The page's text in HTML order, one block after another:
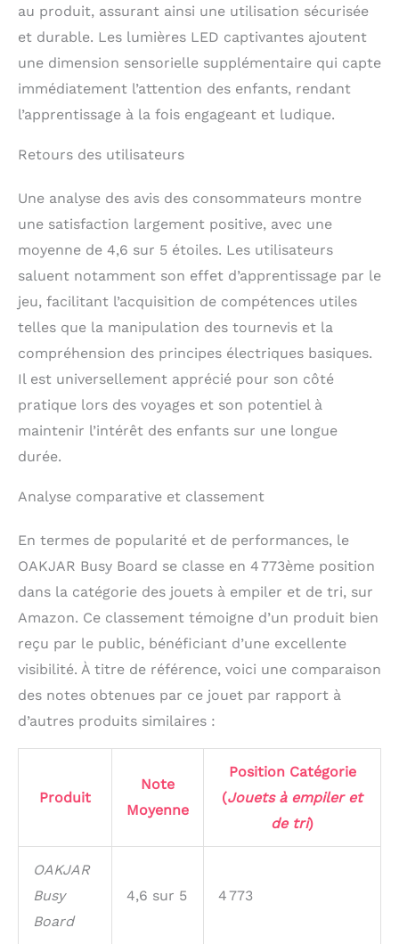
les anniversaires, les
vacances, Noël ou toute
un cadeau unique et
bien pensé que les
parents et les enfants
vont adorer. Idéal pour
recherchent des jouets
pour les enfants.
au produit, assurant ainsi une utilisation sécurisée
et durable. Les lumières LED captivantes ajoutent
une dimension sensorielle supplémentaire qui capte
immédiatement l’attention des enfants, rendant
l’apprentissage à la fois engageant et ludique.
Retours des utilisateurs
Une analyse des avis des consommateurs montre
une satisfaction largement positive, avec une
moyenne de 4,6 sur 5 étoiles. Les utilisateurs
saluent notamment son effet d’apprentissage par le
jeu, facilitant l’acquisition de compétences utiles
telles que la manipulation des tournevis et la
compréhension des principes électriques basiques.
Il est universellement apprécié pour son côté
pratique lors des voyages et son potentiel à
maintenir l’intérêt des enfants sur une longue
durée.
Analyse comparative et classement
En termes de popularité et de performances, le
OAKJAR Busy Board se classe en 4 773ème position
dans la catégorie des jouets à empiler et de tri, sur
Amazon. Ce classement témoigne d’un produit bien
reçu par le public, bénéficiant d’une excellente
visibilité. À titre de référence, voici une comparaison
des notes obtenues par ce jouet par rapport à
d’autres produits similaires :
Produit
Note
Moyenne
Position Catégorie
(Jouets à empiler et
de tri)
OAKJAR
Busy
Board
4,6 sur 5 4 773